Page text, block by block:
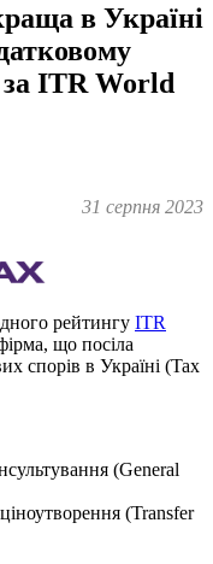
в Україні
ITR World
31 серпня 2023
рейтингу ITR
що посіла
спорів в Україні (Tax
(General
(Transfer